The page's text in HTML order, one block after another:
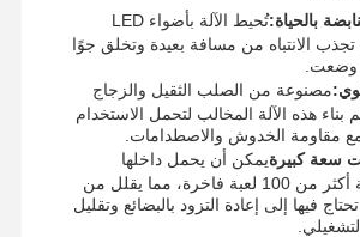
تُحيط الآلة بأضواء LED
تجذب الانتباه من مسافة بعيدة وتخلق جوًا
وضعت.
مصنوعة من الصلب الثقيل والزجاج
بناء هذه الآلة المخالب لتحمل الاستخدام
مقاومة الخدوش والاصطدامات.
سعة كبيرةيمكن أن يحمل داخلها
المساحة الفسيحة أكثر من 100 لعبة فاخرة، مما يقلل من
فيها إلى إعادة التزود بالبضائع وتقليل